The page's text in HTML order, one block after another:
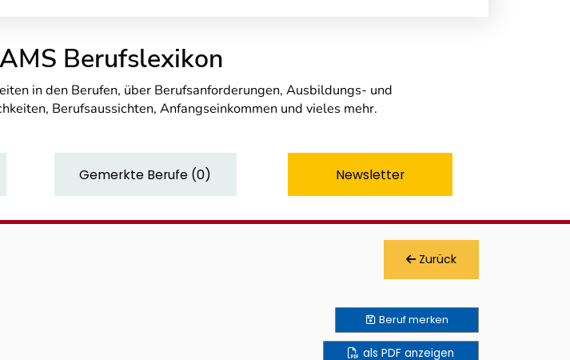
Berufslexikon
in den Berufen, über Berufsanforderungen, Ausbildungs- und
Berufsaussichten, Anfangseinkommen und vieles mehr.
Gemerkte Berufe (0) Newsletter
Zurück
Berufmerken
als PDF anzeigen